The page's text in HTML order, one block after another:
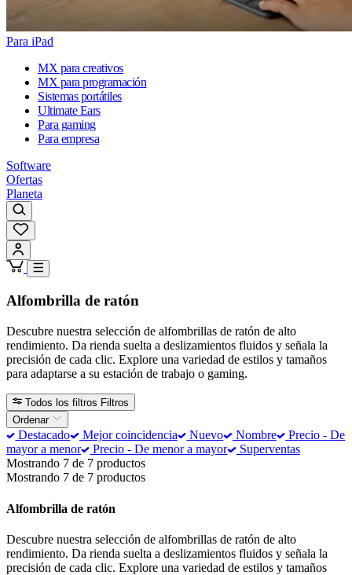
Para iPad
MX para creativos
MX para programación
Sistemas portátiles
Ultimate Ears
Para gaming
Para empresa
Software
Ofertas
Planeta
Alfombrilla de ratón
Descubre nuestra selección de alfombrillas de ratón de alto
rendimiento. Da rienda suelta a deslizamientos fluidos y señala la
precisión de cada clic. Explore una variedad de estilos y tamaños
para adaptarse a su estación de trabajo o gaming.
Todos los filtros Filtros
Ordenar
Destacado Mejor coincidencia Nuevo Nombre
Precio - De
mayor a menor
Precio - De menor a mayor
Superventas
Mostrando 7 de 7 productos
Mostrando 7 de 7 productos
Alfombrilla de ratón
Descubre nuestra selección de alfombrillas de ratón de alto
rendimiento. Da rienda suelta a deslizamientos fluidos y señala la
precisión de cada clic. Explore una variedad de estilos y tamaños